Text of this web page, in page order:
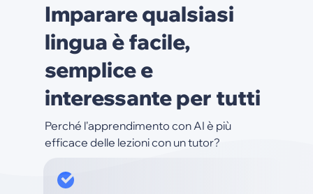
Imparare qualsiasi
lingua è facile,
semplice e
interessante per tutti
Perché l'apprendimento con AI è più
efficace delle lezioni con un tutor?